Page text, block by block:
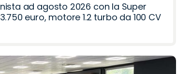
ad agosto 2026 con la Super
euro, motore 1.2 turbo da 100 CV